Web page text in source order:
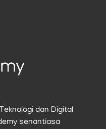
dan Digital
senantiasa